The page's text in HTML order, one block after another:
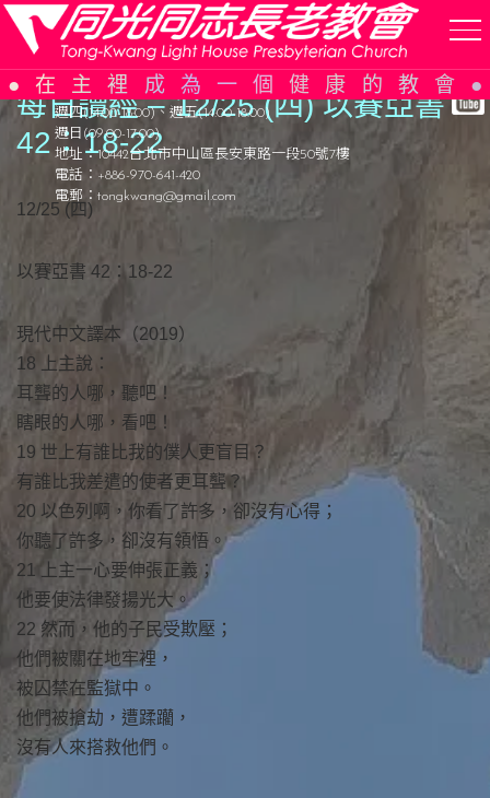
Skip
to
content
在主裡成為一個健康的教會
每日讀經 –12/25 (四) 以賽亞書
42：18-22
12/25 (四)
以賽亞書 42：18-22
現代中文譯本（2019）
18 上主說：
耳聾的人哪，聽吧！
瞎眼的人哪，看吧！
19 世上有誰比我的僕人更盲目？
有誰比我差遣的使者更耳聾？
20 以色列啊，你看了許多，卻沒有心得；
你聽了許多，卻沒有領悟。
21 上主一心要伸張正義；
他要使法律發揚光大。
22 然而，他的子民受欺壓；
他們被關在地牢裡，
被囚禁在監獄中。
他們被搶劫，遭蹂躪，
沒有人來搭救他們。
同光同志長老教會
是支持關懷性少數及其他弱勢社群的教會
開放時間：
週一(14:00-18:00)、週三(14:00-18:00)
週四(14:00-18:00)、週五(14:00-18:00)
週日(09:00-17:00)
地址：10442台北市中山區長安東路一段50號7樓
電話：+886-970-641-420
電郵： tongkwang@gmail.com